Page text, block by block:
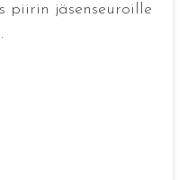
piirin jäsenseuroille